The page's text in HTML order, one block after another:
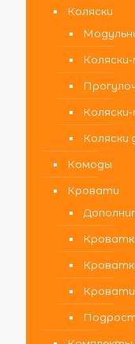
Коляски
Коляски
Комоды
Кровати